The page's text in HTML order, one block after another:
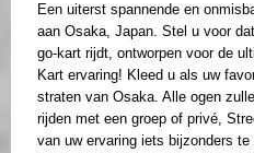
Een uiterst spannende en
aan Osaka, Japan. Stel u voor
go-kart rijdt, ontworpen voor de
Kart ervaring! Kleed u als uw
straten van Osaka. Alle ogen
rijden met een groep of privé,
van uw ervaring iets bijzonders